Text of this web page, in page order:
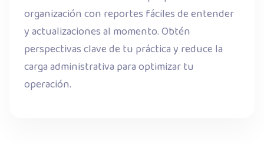
organización con reportes fáciles de entender
y actualizaciones al momento. Obtén
perspectivas clave de tu práctica y reduce la
carga administrativa para optimizar tu
operación.